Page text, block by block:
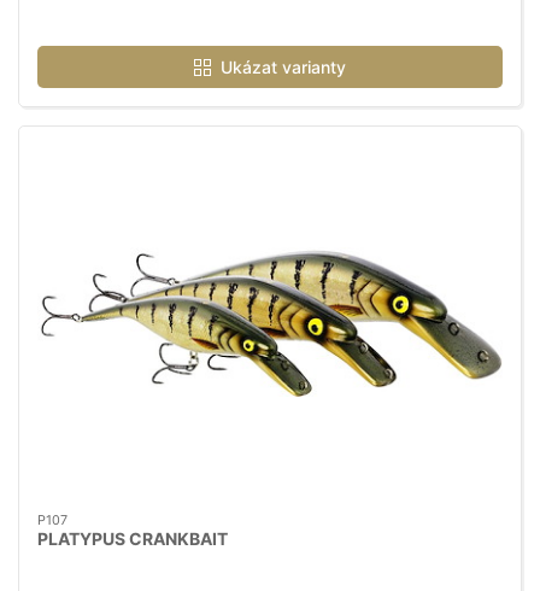
Ukázat varianty
P107
PLATYPUS CRANKBAIT